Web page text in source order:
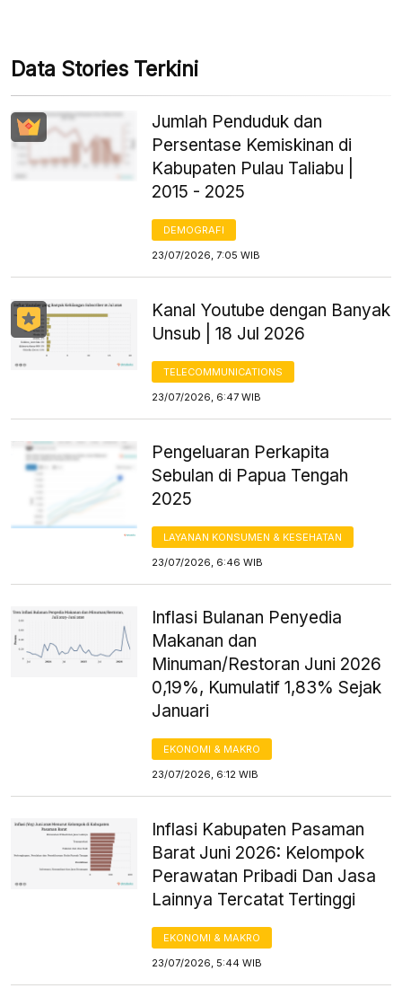
Data Stories Terkini
Jumlah Penduduk dan
Persentase Kemiskinan di
Kabupaten Pulau Taliabu |
2015 - 2025
DEMOGRAFI
23/07/2026, 7:05 WIB
Kanal Youtube dengan Banyak
Unsub | 18 Jul 2026
TELECOMMUNICATIONS
23/07/2026, 6:47 WIB
Pengeluaran Perkapita
Sebulan di Papua Tengah
2025
LAYANAN KONSUMEN & KESEHATAN
23/07/2026, 6:46 WIB
Inflasi Bulanan Penyedia
Makanan dan
Minuman/Restoran Juni 2026
0,19%, Kumulatif 1,83% Sejak
Januari
EKONOMI & MAKRO
23/07/2026, 6:12 WIB
Inflasi Kabupaten Pasaman
Barat Juni 2026: Kelompok
Perawatan Pribadi Dan Jasa
Lainnya Tercatat Tertinggi
EKONOMI & MAKRO
23/07/2026, 5:44 WIB